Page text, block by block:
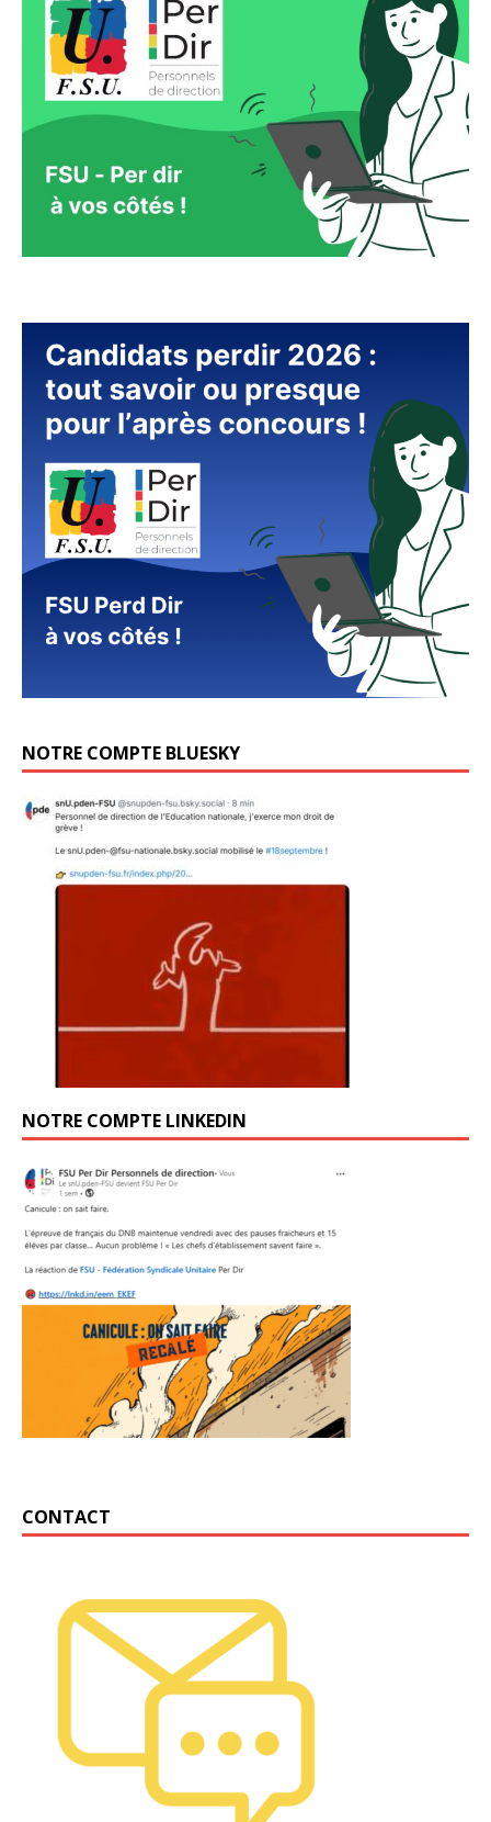
NOTRE COMPTE BLUESKY
NOTRE COMPTE LINKEDIN
CONTACT